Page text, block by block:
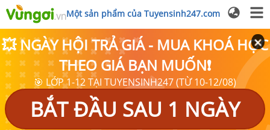
Một sản phẩm của Tuyensinh247.com
💥 NGÀY HỘI TRẢ GIÁ - MUA KHOÁ HỌC
THEO GIÁ BẠN MUỐN❗
🎯 LỚP 1-12 TẠI TUYENSINH247 (TỪ 10-12/08)
BẮT ĐẦU SAU 1 NGÀY